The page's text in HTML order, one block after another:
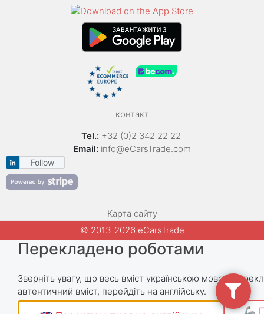
контакт
Tel.: +32 (0)2 342 22 22
Email: info@eCarsTrade.com
Follow
Карта сайту
© 2013-2026 eCarsTrade
Перекладено роботами
Зверніть увагу, що весь вміст українською мовою
автентичний вміст, перейдіть на англійську.
🦾